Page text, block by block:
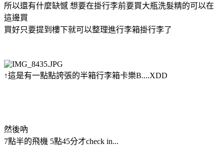
所以還有什麼缺憾 想要在掛行李前要買大瓶洗髮精的可以在
這邊買
買好只要提到樓下就可以整理進行李箱掛行李了
↑這是有一點點誇張的半箱行李箱卡樂B....XDD
然後吶
7點半的飛機 5點45分才check in...